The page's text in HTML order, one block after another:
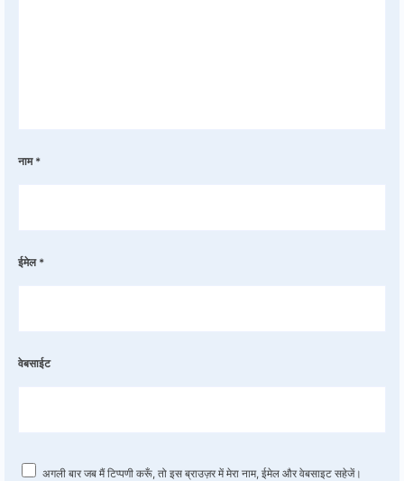
नाम *
ईमेल *
वेबसाईट
अगली बार जब मैं टिप्पणी करूँ, तो इस ब्राउज़र में मेरा नाम, ईमेल और वेबसाइट सहेजें।